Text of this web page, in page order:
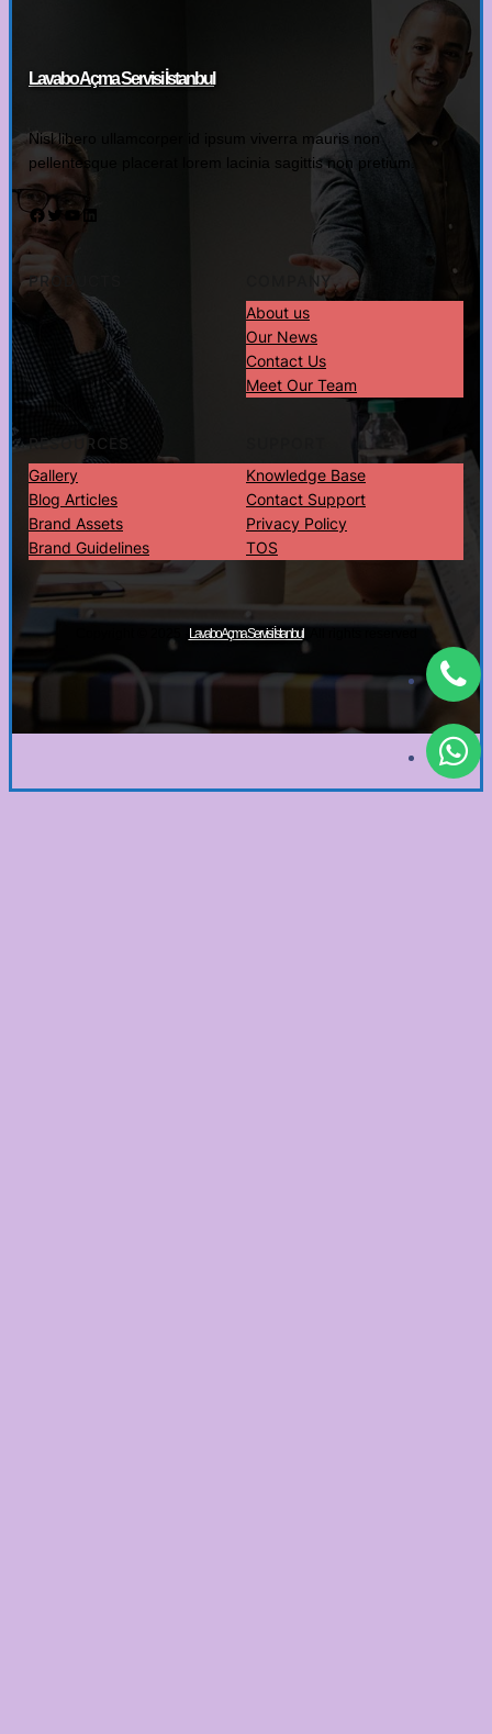
Lavabo Açma Servisi İstanbul
Nisl libero ullamcorper id ipsum viverra mauris non
pellentesque placerat lorem lacinia sagittis non pretium.
Facebook Twitter YouTube LinkedIn
PRODUCTS
COMPANY
About us
Our News
Contact Us
Meet Our Team
RESOURCES
Gallery
Blog Articles
Brand Assets
Brand Guidelines
Knowledge Base
Contact Support
Privacy Policy
TOS
Lavabo Açma Servisi İstanbul· All rights reserved